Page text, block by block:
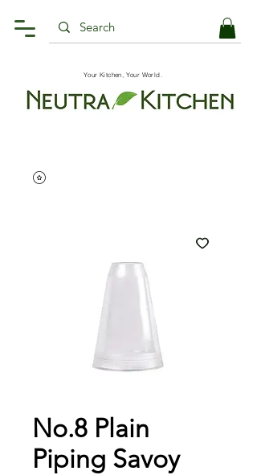
Your Kitchen, Your World.
No.8 Plain
Piping Savoy